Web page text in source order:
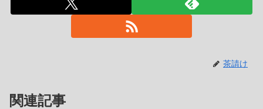
茶請け
関連記事